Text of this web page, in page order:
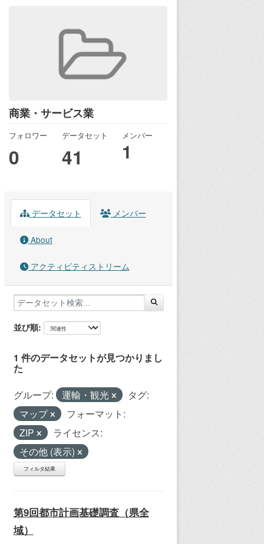
商業・サービス業
フォロワー
0
データセット
41
メンバー
1
データセット メンバー
About
アクティビティストリーム
並び順
1 件のデータセットが見つかりまし
た
グループ: 運輸・観光
タグ:
マップ
フォーマット:
ZIP
ライセンス:
その他 (表示)
フィルタ結果
第9回都市計画基礎調査（県全
域）